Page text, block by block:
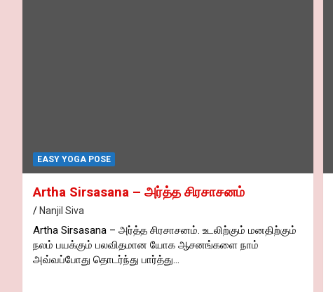
EASY YOGA POSE
Artha Sirsasana – அர்த்த சிரசாசனம்
Nanjil Siva
Artha Sirsasana – அர்த்த சிரசாசனம். உடலிற்கும் மனதிற்கும்
நலம் பயக்கும் பலவிதமான யோக ஆசனங்களை நாம்
அவ்வப்போது தொடர்ந்து பார்த்து…